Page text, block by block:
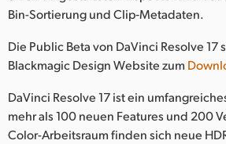
New Zealand
Norway
Poland
Bin-Sortierung und Clip‑Metadaten.
Die Public Beta von DaVinci Resolve 17
Blackmagic Design Website zum
DaVinci Resolve 17 ist ein
mehr als 100 neuen Features und 200
Color-Arbeitsraum finden sich neue